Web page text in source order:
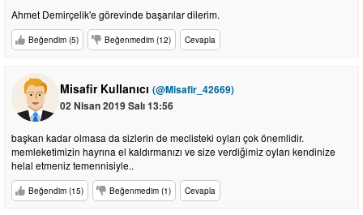
Ahmet Demirçelik'e görevinde başarılar dilerim.
Beğendim (5) Beğenmedim (12) Cevapla
Misafir Kullanıcı (@Misafir_42669)
02 Nisan 2019 Salı 13:56
başkan kadar olmasa da sizlerin de meclisteki oyları çok önemlidir.
memleketimizin hayrına el kaldırmanızı ve size verdiğimiz oyları kendinize
helal etmeniz temennisiyle..
Beğendim (15) Beğenmedim (1) Cevapla